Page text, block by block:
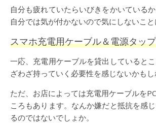
自分も疲れていたらいびきをかいているか
自分では気が付かないので気にしないこと
スマホ充電用ケーブル＆電源タップ
一応、充電用ケーブルを貸出していると
ざわざ持っていく必要性を感じないかもし
ただ、お店によっては充電用ケーブルを
ころもあります。なんか嫌だと抵抗を感
るのではないでしょか。